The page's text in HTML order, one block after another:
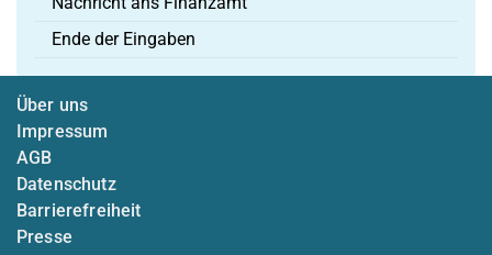
Ende der Eingaben
Über uns
Impressum
AGB
Datenschutz
Barrierefreiheit
Presse